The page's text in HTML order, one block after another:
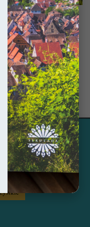
z mnogością
od 2001 roku
by sekulada.com
Instagram
usługi na
wszystkie"
Możesz również
się tylko na
więcej...